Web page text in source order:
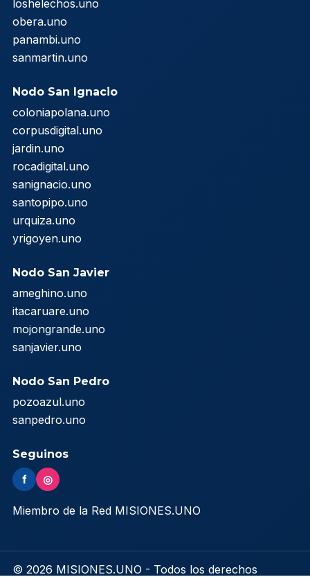
loshelechos.uno
obera.uno
panambi.uno
sanmartin.uno
Nodo San Ignacio
coloniapolana.uno
corpusdigital.uno
jardin.uno
rocadigital.uno
sanignacio.uno
santopipo.uno
urquiza.uno
yrigoyen.uno
Nodo San Javier
ameghino.uno
itacaruare.uno
mojongrande.uno
sanjavier.uno
Nodo San Pedro
pozoazul.uno
sanpedro.uno
Seguinos
f ◎
Miembro de la Red MISIONES.UNO
© 2026 MISIONES.UNO - Todos los derechos